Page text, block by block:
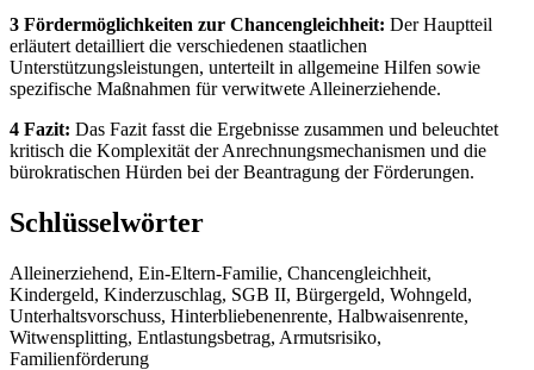
3 Fördermöglichkeiten zur Chancengleichheit: Der Hauptteil
erläutert detailliert die verschiedenen staatlichen
Unterstützungsleistungen, unterteilt in allgemeine Hilfen sowie
spezifische Maßnahmen für verwitwete Alleinerziehende.
4 Fazit: Das Fazit fasst die Ergebnisse zusammen und beleuchtet
kritisch die Komplexität der Anrechnungsmechanismen und die
bürokratischen Hürden bei der Beantragung der Förderungen.
Schlüsselwörter
Alleinerziehend, Ein-Eltern-Familie, Chancengleichheit,
Kindergeld, Kinderzuschlag, SGB II, Bürgergeld, Wohngeld,
Unterhaltsvorschuss, Hinterbliebenenrente, Halbwaisenrente,
Witwensplitting, Entlastungsbetrag, Armutsrisiko,
Familienförderung